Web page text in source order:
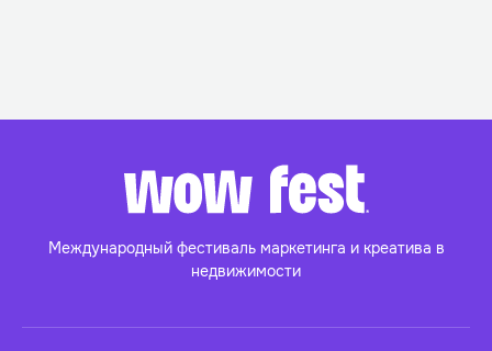
Международный фестиваль маркетинга и креатива в
недвижимости